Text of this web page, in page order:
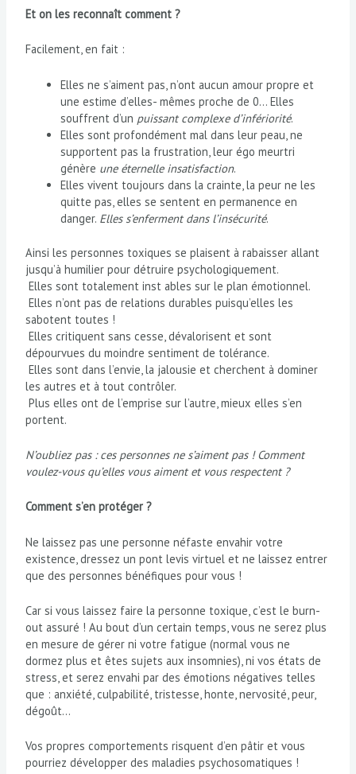
Et on les reconnaît comment ?
Facilement, en fait :
Elles ne s’aiment pas, n’ont aucun amour propre et
une estime d’elles- mêmes proche de 0… Elles
souffrent d’un puissant complexe d’infériorité.
Elles sont profondément mal dans leur peau, ne
supportent pas la frustration, leur égo meurtri
génère une éternelle insatisfaction.
Elles vivent toujours dans la crainte, la peur ne les
quitte pas, elles se sentent en permanence en
danger. Elless’enferment dans l’insécurité.
Ainsi les personnes toxiques se plaisent à rabaisser allant
jusqu’à humilier pour détruire psychologiquement.
Elles sont totalement inst ables sur le plan émotionnel.
Elles n’ont pas de relations durables puisqu’elles les
sabotent toutes !
Elles critiquent sans cesse, dévalorisent et sont
dépourvues du moindre sentiment de tolérance.
Elles sont dans l’envie, la jalousie et cherchent à dominer
les autres et à tout contrôler.
Plus elles ont de l’emprise sur l’autre, mieux elles s’en
portent.
N’oubliez pas:ces personnes ne s’aiment pas! Comment
voulez-vous qu’elles vous aiment et vous respectent?
Comment s’en protéger ?
Ne laissez pas une personne néfaste envahir votre
existence, dressez un pont levis virtuel et ne laissez entrer
que des personnes bénéfiques pour vous !
Car si vous laissez faire la personne toxique, c’est le burn-
out assuré ! Au bout d’un certain temps, vous ne serez plus
en mesure de gérer ni votre fatigue (normal vous ne
dormez plus et êtes sujets aux insomnies), ni vos états de
stress, et serez envahi par des émotions négatives telles
que : anxiété, culpabilité, tristesse, honte, nervosité, peur,
dégoût…
Vos propres comportements risquent d’en pâtir et vous
pourriez développer des maladies psychosomatiques !